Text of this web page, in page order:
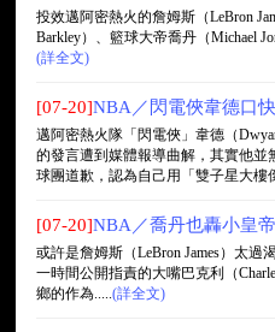
投效邁阿密熱火的詹姆斯（LeBron
Barkley）、籃球大帝喬丹（Michael
(詳全文)
[07-20]NBA／閃電俠韋德口
邁阿密熱火隊「閃電俠」韋德（
的發言遭到媒體報導曲解，其實他
球團道歉，認為自己用「雙子星大樓
[07-20]NBA／喬丹也轟小皇
或許是詹姆斯（LeBron James）太
一時間公開指責的大嘴巴克利（
鄉的作為.....(詳全文)